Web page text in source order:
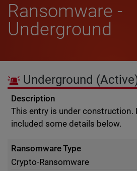
Ransomware -
Underground
Underground
Description
This entry is under construction.
included some details below.
Ransomware Type
Crypto-Ransomware